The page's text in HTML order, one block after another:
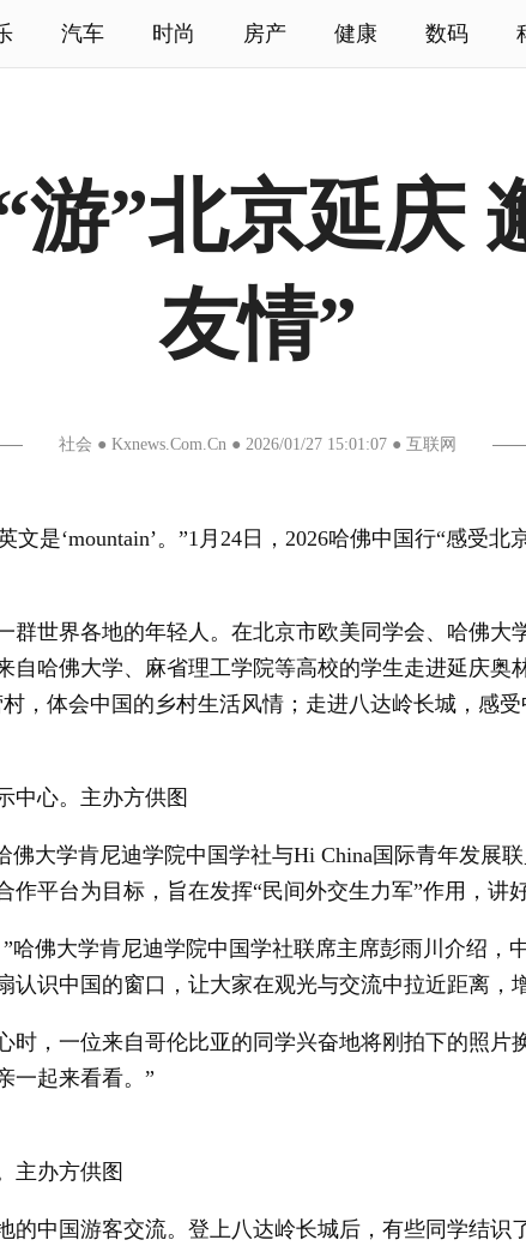
汽车 时尚 房产 健康 数码
游”北京延庆
友情”
社会 ● Kxnews.Com.Cn ● 2026/01/27 15:01:07 ● 互联网
是‘mountain’。”1月24日，2026哈佛中国行“感受北
世界各地的年轻人。在北京市欧美同学会、哈佛大
自哈佛大学、麻省理工学院等高校的学生走进延庆奥
，体会中国的乡村生活风情；走进八达岭长城，感
中心。主办方供图
大学肯尼迪学院中国学社与Hi China国际青年发展
作平台为目标，旨在发挥“民间外交生力军”作用，讲
佛大学肯尼迪学院中国学社联席主席彭雨川介绍，
认识中国的窗口，让大家在观光与交流中拉近距离，
，一位来自哥伦比亚的同学兴奋地将刚拍下的照片
一起来看看。”
主办方供图
中国游客交流。登上八达岭长城后，有些同学结识